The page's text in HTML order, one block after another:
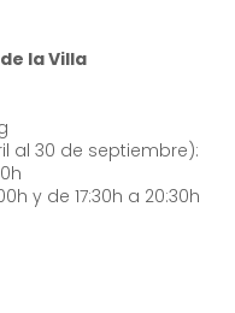
la Villa
al 30 de septiembre):
y de 17:30h a 20:30h